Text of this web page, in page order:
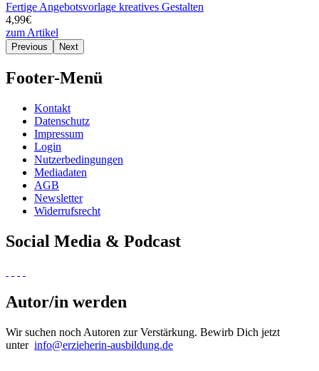
Fertige Angebotsvorlage kreatives Gestalten
4,99€
zum Artikel
Previous Next
Footer-Menü
Kontakt
Datenschutz
Impressum
Login
Nutzerbedingungen
Mediadaten
AGB
Newsletter
Widerrufsrecht
Social Media & Podcast
Autor/in werden
Wir suchen noch Autoren zur Verstärkung. Bewirb Dich jetzt
unter info@erzieherin-ausbildung.de